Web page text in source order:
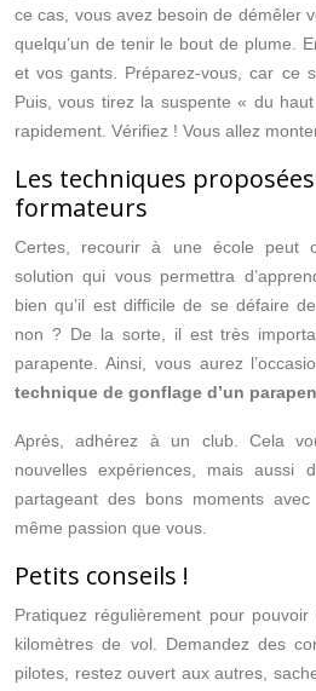
ce cas, vous avez besoin de démêler
quelqu’un de tenir le bout de plume.
et vos gants. Préparez-vous, car ce
Puis, vous tirez la suspente « du
rapidement. Vérifiez ! Vous allez
Les techniques
formateurs
Certes, recourir à une école peut
solution qui vous permettra
bien qu’il est difficile de se défaire
non ? De la sorte, il est très
parapente. Ainsi, vous aurez
technique de gonflage d’un
Après, adhérez à un club. Cela
nouvelles expériences, mais aussi
partageant des bons moments
même passion que vous.
Petits conseils !
Pratiquez régulièrement pour
kilomètres de vol. Demandez des
pilotes, restez ouvert aux autres,